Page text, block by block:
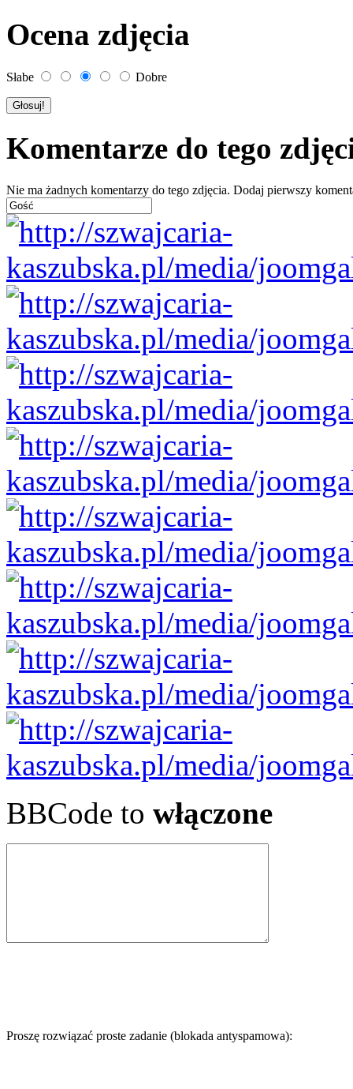
Ocena zdjęcia
Słabe Dobre
Komentarze do tego
Nie ma żadnych komentarzy do tego zdjęcia. Dodaj pierwszy
BBCode to włączone
Proszę rozwiązać proste zadanie (blokada antyspamowa):